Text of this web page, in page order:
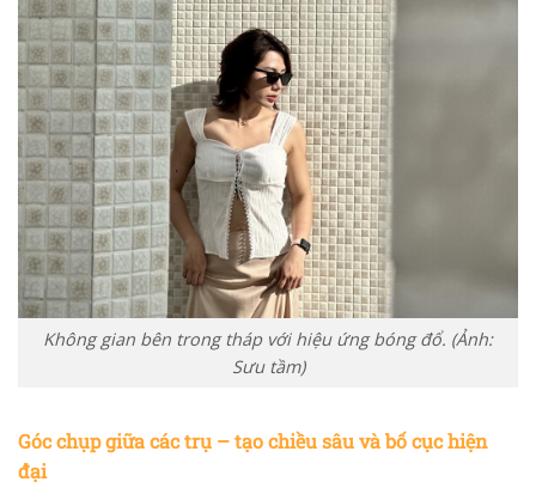
Không gian bên trong tháp với hiệu ứng bóng đổ. (Ảnh:
Sưu tầm)
Góc chụp giữa các trụ – tạo chiều sâu và bố cục hiện
đại